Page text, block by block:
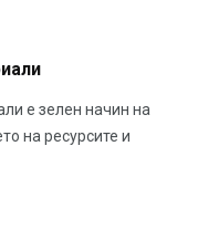
е зелен начин на
на ресурсите и